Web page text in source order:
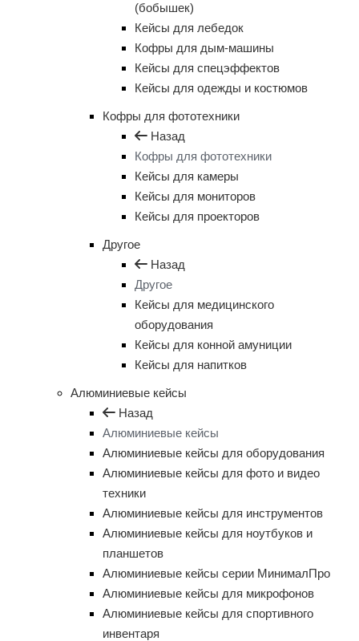
(бобышек)
Кейсы для лебедок
Кофры для дым-машины
Кейсы для спецэффектов
Кейсы для одежды и костюмов
Кофры для фототехники
Назад
Кофры для фототехники
Кейсы для камеры
Кейсы для мониторов
Кейсы для проекторов
Другое
Назад
Другое
Кейсы для медицинского
оборудования
Кейсы для конной амуниции
Кейсы для напитков
Алюминиевые кейсы
Назад
Алюминиевые кейсы
Алюминиевые кейсы для оборудования
Алюминиевые кейсы для фото и видео
техники
Алюминиевые кейсы для инструментов
Алюминиевые кейсы для ноутбуков и
планшетов
Алюминиевые кейсы серии МинималПро
Алюминиевые кейсы для микрофонов
Алюминиевые кейсы для спортивного
инвентаря